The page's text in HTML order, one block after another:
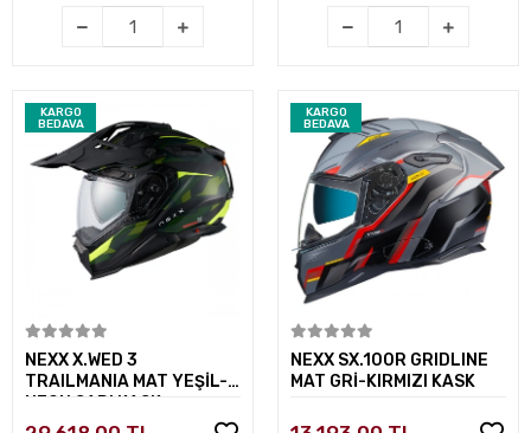
KARGO
BEDAVA
Sepete Ekle
NEXX X.WED 3
TRAILMANIA MAT YEŞİL-
NEON SARI KASK
KARGO
BEDAVA
Sepete Ekle
NEXX SX.100R GRIDLINE
MAT GRİ-KIRMIZI KASK